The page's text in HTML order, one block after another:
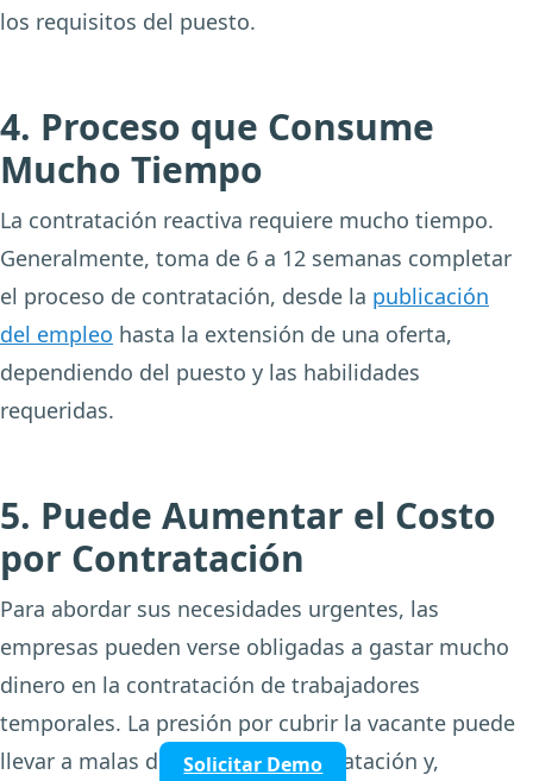
los requisitos del puesto.
4. Proceso que Consume
Mucho Tiempo
La contratación reactiva requiere mucho tiempo.
Generalmente, toma de 6 a 12 semanas completar
el proceso de contratación, desde la publicación
del empleo hasta la extensión de una oferta,
dependiendo del puesto y las habilidades
requeridas.
5. Puede Aumentar el Costo
por Contratación
Para abordar sus necesidades urgentes, las
empresas pueden verse obligadas a gastar mucho
dinero en la contratación de trabajadores
temporales. La presión por cubrir la vacante puede
llevar a malas decisiones de contratación y,
Solicitar Demo